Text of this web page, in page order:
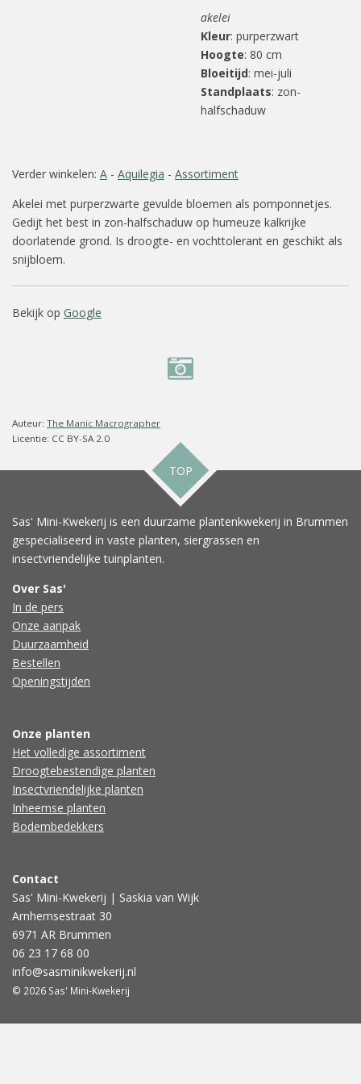
akelei
Kleur: purperzwart
Hoogte: 80 cm
Bloeitijd: mei-juli
Standplaats: zon-
halfschaduw
Verder winkelen: A - Aquilegia - Assortiment
Akelei met purperzwarte gevulde bloemen als pomponnetjes.
Gedijt het best in zon-halfschaduw op humeuze kalkrijke
doorlatende grond. Is droogte- en vochttolerant en geschikt als
snijbloem.
Bekijk op Google
Auteur: The Manic Macrographer
Licentie: CC BY-SA 2.0
TOP
Sas' Mini-Kwekerij is een duurzame plantenkwekerij in Brummen
gespecialiseerd in vaste planten, siergrassen en
insectvriendelijke tuinplanten.
Over Sas'
In de pers
Onze aanpak
Duurzaamheid
Bestellen
Openingstijden
Onze planten
Het volledige assortiment
Droogtebestendige planten
Insectvriendelijke planten
Inheemse planten
Bodembedekkers
Contact
Sas' Mini-Kwekerij | Saskia van Wijk
Arnhemsestraat 30
6971 AR Brummen
06 23 17 68 00
info@sasminikwekerij.nl
© 2026 Sas' Mini-Kwekerij